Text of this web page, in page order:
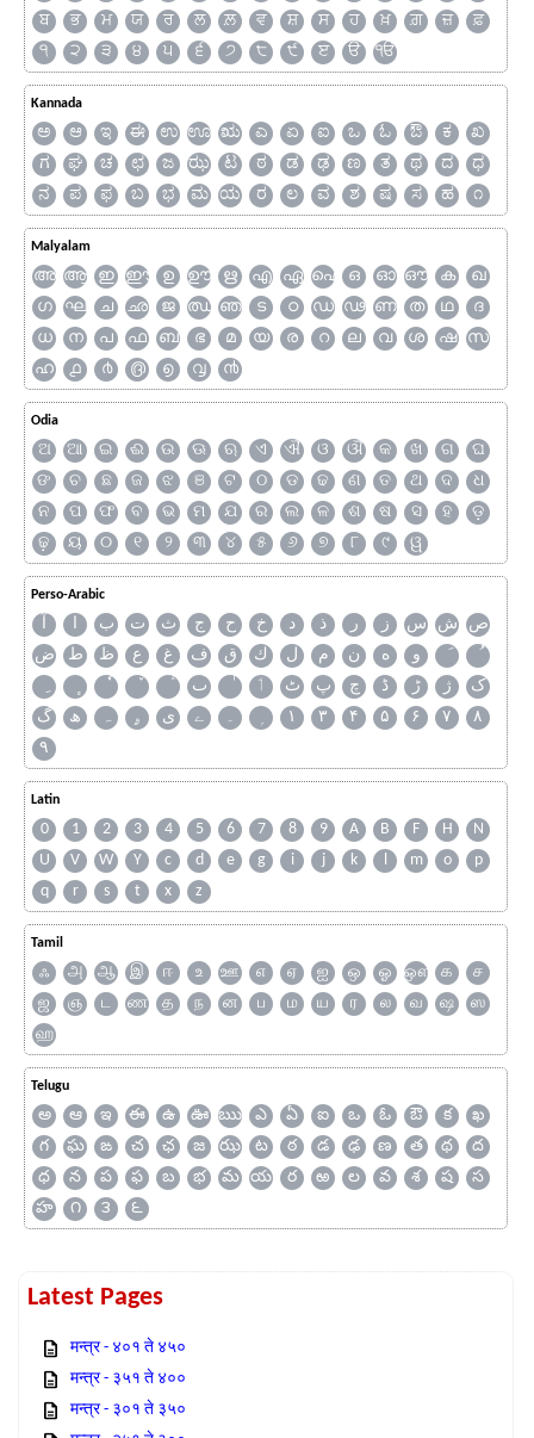
ਬ
ਭ ਮ ਯ ਰ ਲ ਲ਼ ਵ ਸ਼ ਸ ਹ ਖ਼ ਗ਼ ਜ਼
ਫ਼
੧
੨ ੩ ੪ ੫ ੬ ੭ ੮ ੯ ੲ ੳ ੴ
Kannada
ಅ ಆ ಇ ಈ ಉ ಊ ಋ ಎ ಏ ಐ ಒ ಓ ಔ ಕ
ಖ
ಗ
ಘ ಚ ಛ ಜ ಝ ಟ ಠ ಡ ಢ ಣ ತ ಥ ದ
ಧ
ನ
ಪ ಫ ಬ ಭ ಮ ಯ ರ ಲ ವ ಶ ಷ ಸ ಹ ೧
Malyalam
അ ആ ഇ ഈ ഉ ഊ ഋ എ ഏ ഐ ഒ ഓ ഔ ക
ഖ
ഗ
ഘ ച ഛ ജ ഝ ഞ ട ഠ ഡ ഢ ണ ത ഥ
ദ
ധ
ന പ ഫ ബ ഭ മ യ ര റ ല വ ശ ഷ
സ
ഹ
൧ ൪ ൫ ൭ ൮ ൯
Odia
ଅ ଆ ଇ ଈ ଉ ଊ ଋ ଏ ଐ ଓ ଔ କ ଖ ଗ
ଘ
ଙ
ଚ ଛ ଜ ଝ ଞ ଟ ଠ ଡ ଢ ଣ ତ ଥ ଦ
ଧ
ନ
ପ ଫ ବ ଭ ମ ଯ ର ଲ ଳ ଶ ଷ ସ ହ
ଡ଼
ଢ଼
ୟ ୦ ୧ ୨ ୩ ୪ ୫ ୬ ୭ ୮ ୯ ୱ
Perso-Arabic
آ ا ب ت ث ج ح خ د ذ ر ز س ش ص
ض
ط ظ ع غ ف ق ك ل م ن ه
و
ٮ
ٲ ٹ پ چ ڈ ڑ ژ
ک
گ
ھ ہ ۄ ی ے ۔ ۱ ۳ ۴ ۵ ۶ ۷
۸
۹
Latin
0 1 2 3 4 5 6 7 8 9 A B F H
N
U
V W Y c d e g i j k l m o
p
q
r s t x z
Tamil
ஃ அ ஆ இ ஈ உ ஊ எ ஏ ஐ ஒ ஓ ஔ க
ச
ஜ
ஞ ட ண த ந ன ப ம ய ர ல வ ஷ
ஸ
ஹ
Telugu
అ ఆ ఇ ఈ ఉ ఊ ఋ ఎ ఏ ఐ ఒ ఓ ఔ క
ఖ
గ
ఘ ఙ చ ఛ జ ఝ ట ఠ డ ఢ ణ త థ
ద
ధ
న ప ఫ బ భ మ య ర ఱ ల వ శ ష
స
హ
౧ ౩ ౬
Latest Pages
मन्त्र - ४०१ ते ४५०
मन्त्र - ३५१ ते ४००
मन्त्र - ३०१ ते ३५०